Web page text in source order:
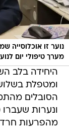
נוער זו אוכלוסייה
מערך טיפולי יום
ומטפלת בשלוש
הסובלים
ונערות שעברו
מהפרעות